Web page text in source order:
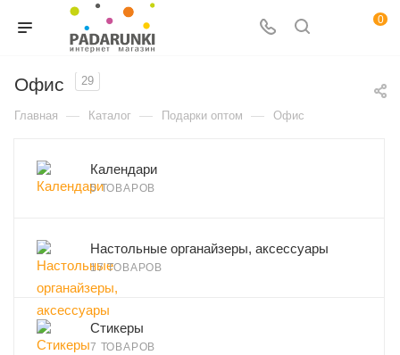
0
Офис 29
Главная — Каталог — Подарки оптом — Офис
Календари
5 ТОВАРОВ
Настольные органайзеры, аксессуары
17 ТОВАРОВ
Стикеры
7 ТОВАРОВ